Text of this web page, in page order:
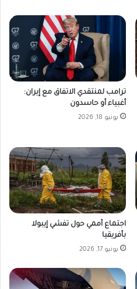
ترامب لمنتقدي الاتفاق مع إيران:
أغبياء أو حاسدون
يونيو 18, 2026
اجتماع أممي حول تفشي إيبولا
بأفريقيا
يونيو 17, 2026